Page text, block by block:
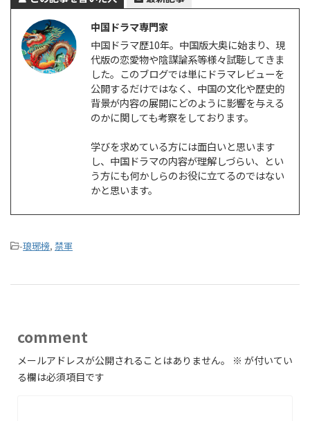
中国ドラマ専門家
中国ドラマ歴10年。中国版大奥に始まり、現
代版の恋愛物や陰謀論系等様々試聴してきま
した。このブログでは単にドラマレビューを
公開するだけではなく、中国の文化や歴史的
背景が内容の展開にどのように影響を与える
のかに関しても考察をしております。
学びを求めている方には面白いと思います
し、中国ドラマの内容が理解しづらい、とい
う方にも何かしらのお役に立てるのではない
かと思います。
-琅琊榜, 禁軍
comment
メールアドレスが公開されることはありません。 ※ が付いてい
る欄は必須項目です